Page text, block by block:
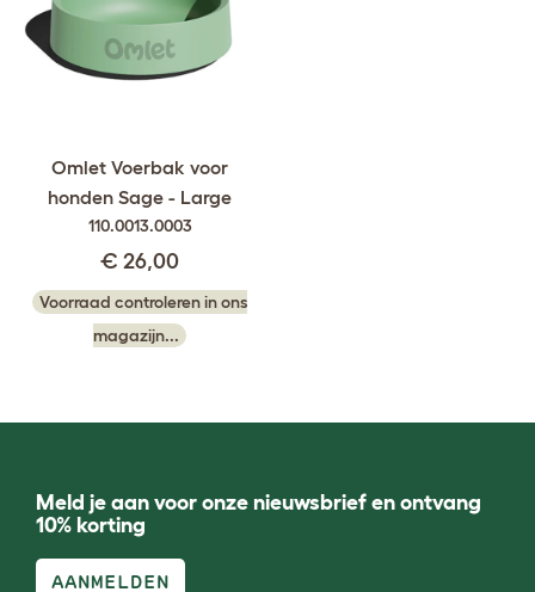
Omlet Voerbak voor
honden Sage - Large
110.0013.0003
€ 26,00
Voorraad controleren in ons
magazijn...
Meld je aan voor onze nieuwsbrief en ontvang
10% korting
AANMELDEN